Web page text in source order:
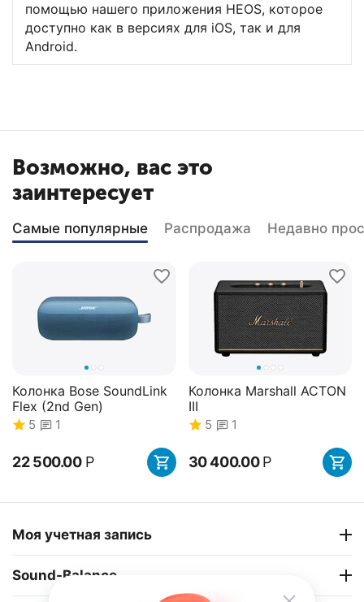
помощью нашего приложения HEOS, которое
доступно как в версиях для iOS, так и для
Android.
Возможно, вас это
заинтересует
Самые популярные Распродажа Недавно
Колонка Bose SoundLink
Flex (2nd Gen)
5 1
22 500.00 Р
Колонка Marshall ACTON
III
5 1
30 400.00 Р
34%
Моя учетная запись
Sound-Balance